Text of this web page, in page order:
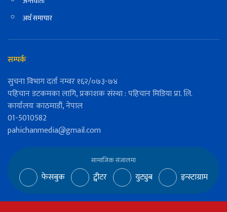
अर्थ समाचार
सम्पर्क
सुचना विभाग दर्ता नम्वर १६२/०७३-७४
पहिचान डटकमका लागि, प्रकाशक संस्था : पहिचान मिडिया प्रा. लि.
कार्यालयः काठमाडौं, नेपाल
01-5010582
pahichanmedia@gmail.com
सामाजिक संजालमा
फेसबुक ट्वीटर युट्युब इन्स्टाग्राम